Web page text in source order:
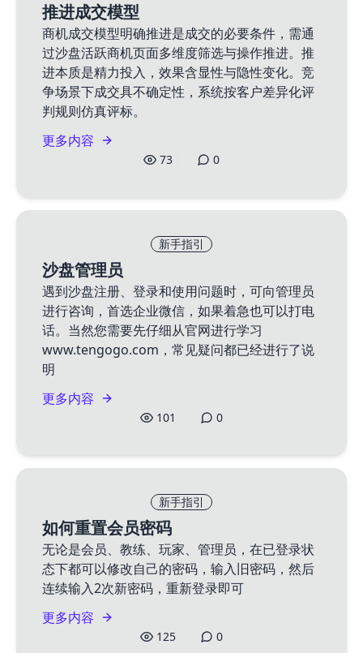
推进成交模型
商机成交模型明确推进是成交的必要条件，需通
过沙盘活跃商机页面多维度筛选与操作推进。推
进本质是精力投入，效果含显性与隐性变化。竞
争场景下成交具不确定性，系统按客户差异化评
判规则仿真评标。
更多内容
73 0
新手指引
沙盘管理员
遇到沙盘注册、登录和使用问题时，可向管理员
进行咨询，首选企业微信，如果着急也可以打电
话。当然您需要先仔细从官网进行学习
www.tengogo.com，常见疑问都已经进行了说
明
更多内容
101 0
新手指引
如何重置会员密码
无论是会员、教练、玩家、管理员，在已登录状
态下都可以修改自己的密码，输入旧密码，然后
连续输入2次新密码，重新登录即可
更多内容
125 0